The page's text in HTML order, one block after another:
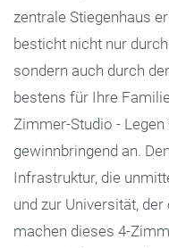
zentrale Stiegenhaus
besticht nicht nur
sondern auch durch
bestens für Ihre
Zimmer-Studio -
gewinnbringend an.
Infrastruktur, die
und zur Universität,
machen dieses 4-